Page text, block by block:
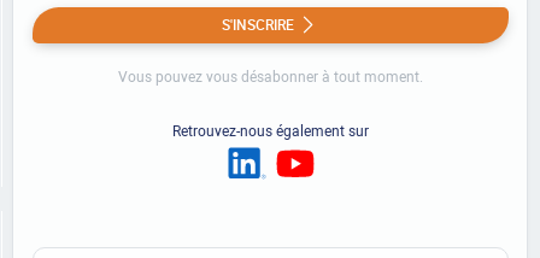
S'INSCRIRE
Vous pouvez vous désabonner à tout moment.
Retrouvez-nous également sur